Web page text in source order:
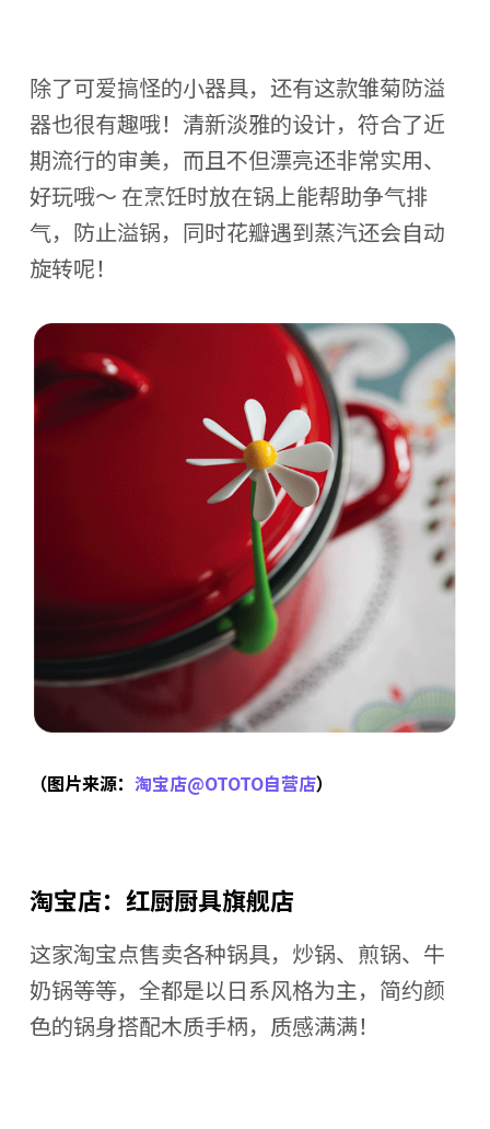
除了可爱搞怪的小器具，还有这款雏菊防溢
器也很有趣哦！清新淡雅的设计，符合了近
期流行的审美，而且不但漂亮还非常实用、
好玩哦～ 在烹饪时放在锅上能帮助争气排
气，防止溢锅，同时花瓣遇到蒸汽还会自动
旋转呢！
（图片来源： 淘宝店@OTOTO自营店）
淘宝店：红厨厨具旗舰店
这家淘宝点售卖各种锅具，炒锅、煎锅、牛
奶锅等等，全都是以日系风格为主，简约颜
色的锅身搭配木质手柄，质感满满！